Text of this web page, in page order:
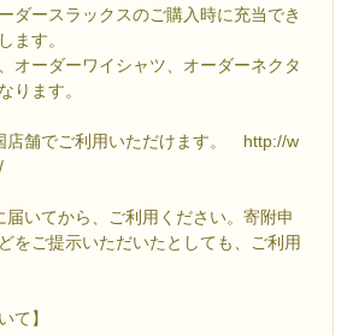
ダースラックスのご購入時に充当でき
ます。
オーダーワイシャツ、オーダーネクタ
ります。
店舗でご利用いただけます。 http://w
届いてから、ご利用ください。寄附申
をご提示いただいたとしても、ご利用
て】